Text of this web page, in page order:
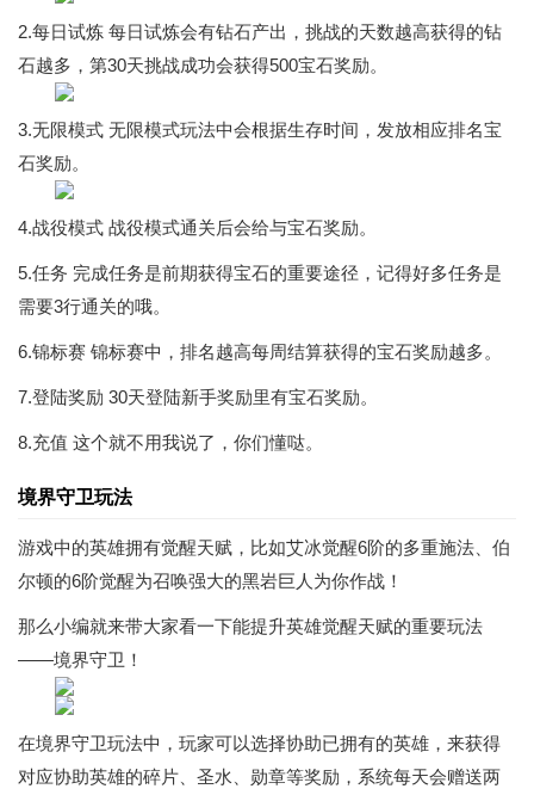
2.每日试炼 每日试炼会有钻石产出，挑战的天数越高获得的钻
石越多，第30天挑战成功会获得500宝石奖励。
3.无限模式 无限模式玩法中会根据生存时间，发放相应排名宝
石奖励。
4.战役模式 战役模式通关后会给与宝石奖励。
5.任务 完成任务是前期获得宝石的重要途径，记得好多任务是
需要3行通关的哦。
6.锦标赛 锦标赛中，排名越高每周结算获得的宝石奖励越多。
7.登陆奖励 30天登陆新手奖励里有宝石奖励。
8.充值 这个就不用我说了，你们懂哒。
境界守卫玩法
游戏中的英雄拥有觉醒天赋，比如艾冰觉醒6阶的多重施法、伯
尔顿的6阶觉醒为召唤强大的黑岩巨人为你作战！
那么小编就来带大家看一下能提升英雄觉醒天赋的重要玩法
——境界守卫！
在境界守卫玩法中，玩家可以选择协助已拥有的英雄，来获得
对应协助英雄的碎片、圣水、勋章等奖励，系统每天会赠送两